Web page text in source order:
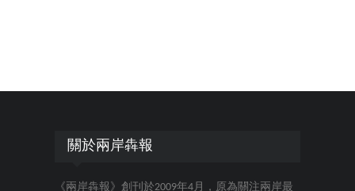
關於兩岸犇報
《兩岸犇報》創刊於2009年4月，原為關注兩岸最